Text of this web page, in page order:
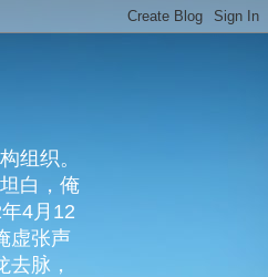
组织。
白，俺
4月12
虚张声
脉，